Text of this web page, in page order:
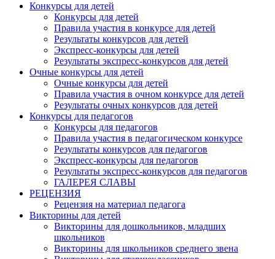
Конкурсы для детей
Конкурсы для детей
Правила участия в конкурсе для детей
Результаты конкурсов для детей
Экспресс-конкурсы для детей
Результаты экспресс-конкурсов для детей
Очные конкурсы для детей
Очные конкурсы для детей
Правила участия в очном конкурсе для детей
Результаты очных конкурсов для детей
Конкурсы для педагогов
Конкурсы для педагогов
Правила участия в педагогическом конкурсе
Результаты конкурсов для педагогов
Экспресс-конкурсы для педагогов
Результаты экспресс-конкурсов для педагогов
ГАЛЕРЕЯ СЛАВЫ
РЕЦЕНЗИЯ
Рецензия на материал педагога
Викторины для детей
Викторины для дошкольников, младших
школьников
Викторины для школьников среднего звена